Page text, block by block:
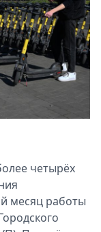
четырёх
месяц работы